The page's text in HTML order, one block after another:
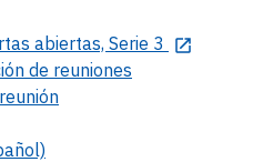
abiertas, Serie 3
de reuniones